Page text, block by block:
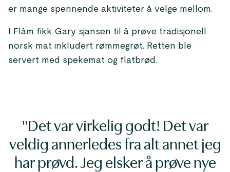
er mange spennende aktiviteter å velge mellom.
I Flåm fikk Gary sjansen til å prøve tradisjonell
norsk mat inkludert rømmegrøt. Retten ble
servert med spekemat og flatbrød.
"Det var virkelig godt! Det var
veldig annerledes fra alt annet jeg
har prøvd. Jeg elsker å prøve nye